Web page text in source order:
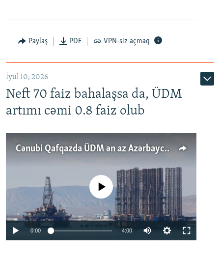
Paylaş PDF VPN-siz açmaq
İyul 10, 2026
Neft 70 faiz bahalaşsa da, ÜDM
artımı cəmi 0.8 faiz olub
Cənubi Qafqazda ÜDM ən az Azərbaycanda artır: Qonşuları niyə Bakını qabaqlaya bilir?
No media source currently available
0:00 4:00